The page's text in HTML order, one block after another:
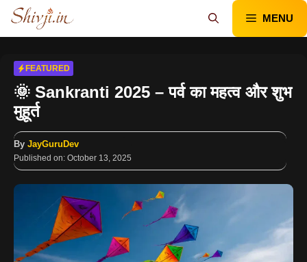
Skip
content
MENU
FEATURED
🌞 Sankranti 2025 – पर्व का महत्व और शुभ
मुहूर्त
By JayGuruDev
Published on: October 13, 2025